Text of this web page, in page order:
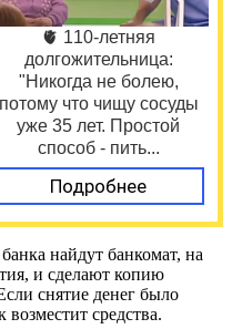
🫀 110-летняя
долгожительница:
"Никогда не болею,
потому что чищу сосуды
уже 35 лет. Простой
способ - пить...
Подробнее
найдут банкомат, на
и сделают копию
снятие денег было
средства.